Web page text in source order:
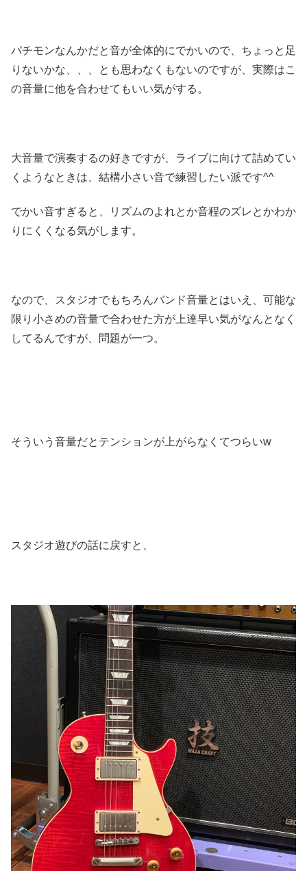
パチモンなんかだと音が全体的にでかいので、ちょっと足
りないかな、、、とも思わなくもないのですが、実際はこ
の音量に他を合わせてもいい気がする。
大音量で演奏するの好きですが、ライブに向けて詰めてい
くようなときは、結構小さい音で練習したい派です^^
でかい音すぎると、リズムのよれとか音程のズレとかわか
りにくくなる気がします。
なので、スタジオでもちろんバンド音量とはいえ、可能な
限り小さめの音量で合わせた方が上達早い気がなんとなく
してるんですが、問題が一つ。
そういう音量だとテンションが上がらなくてつらいw
スタジオ遊びの話に戻すと、